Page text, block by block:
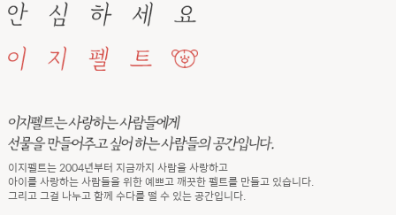
이지펠트는 2004년부터 지금까지 사람을 사랑하고
아이를 사랑하는 사람들을 위한 예쁘고 깨끗한 펠트를 만들고 있습니다.
그리고 그걸 나누고 함께 수다를 떨 수 있는 공간입니다.